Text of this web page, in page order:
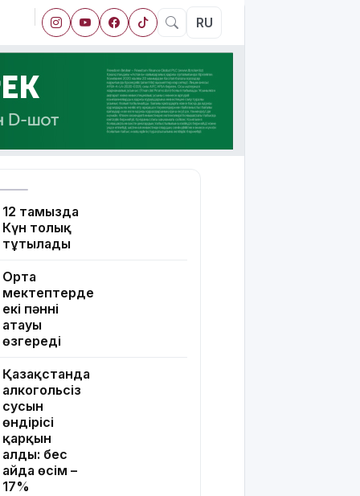
RU
12 тамызда
Күн толық
тұтылады
Орта
мектептерде
екі пәннің
атауы
өзгереді
Қазақстанда
алкогольсіз
сусын
өндірісі
қарқын
алды: бес
айда өсім –
17%